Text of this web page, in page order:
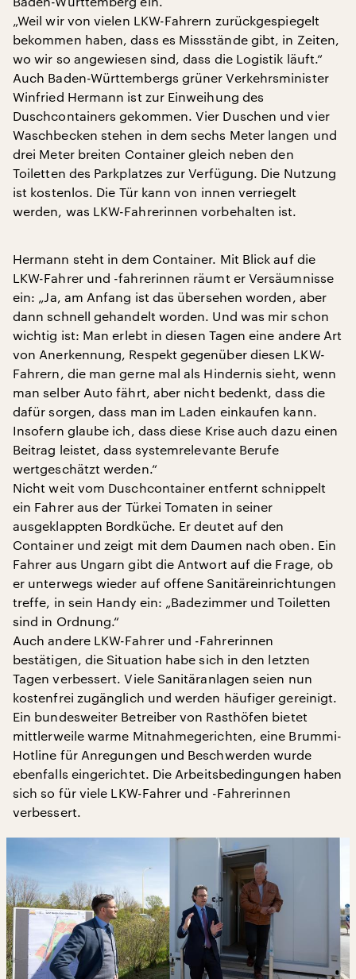
„Weil wir von vielen LKW-Fahrern zurückgespiegelt
bekommen haben, dass es Missstände gibt, in Zeiten,
wo wir so angewiesen sind, dass die Logistik läuft.“
Auch Baden-Württembergs grüner Verkehrsminister
Winfried Hermann ist zur Einweihung des
Duschcontainers gekommen. Vier Duschen und vier
Waschbecken stehen in dem sechs Meter langen und
drei Meter breiten Container gleich neben den
Toiletten des Parkplatzes zur Verfügung. Die Nutzung
ist kostenlos. Die Tür kann von innen verriegelt
werden, was LKW-Fahrerinnen vorbehalten ist.
Hermann steht in dem Container. Mit Blick auf die
LKW-Fahrer und -fahrerinnen räumt er Versäumnisse
ein: „Ja, am Anfang ist das übersehen worden, aber
dann schnell gehandelt worden. Und was mir schon
wichtig ist: Man erlebt in diesen Tagen eine andere Art
von Anerkennung, Respekt gegenüber diesen LKW-
Fahrern, die man gerne mal als Hindernis sieht, wenn
man selber Auto fährt, aber nicht bedenkt, dass die
dafür sorgen, dass man im Laden einkaufen kann.
Insofern glaube ich, dass diese Krise auch dazu einen
Beitrag leistet, dass systemrelevante Berufe
wertgeschätzt werden.“
Nicht weit vom Duschcontainer entfernt schnippelt
ein Fahrer aus der Türkei Tomaten in seiner
ausgeklappten Bordküche. Er deutet auf den
Container und zeigt mit dem Daumen nach oben. Ein
Fahrer aus Ungarn gibt die Antwort auf die Frage, ob
er unterwegs wieder auf offene Sanitäreinrichtungen
treffe, in sein Handy ein: „Badezimmer und Toiletten
sind in Ordnung.“
Auch andere LKW-Fahrer und -Fahrerinnen
bestätigen, die Situation habe sich in den letzten
Tagen verbessert. Viele Sanitäranlagen seien nun
kostenfrei zugänglich und werden häufiger gereinigt.
Ein bundesweiter Betreiber von Rasthöfen bietet
mittlerweile warme Mitnahmegerichten, eine Brummi-
Hotline für Anregungen und Beschwerden wurde
ebenfalls eingerichtet. Die Arbeitsbedingungen haben
sich so für viele LKW-Fahrer und -Fahrerinnen
verbessert.